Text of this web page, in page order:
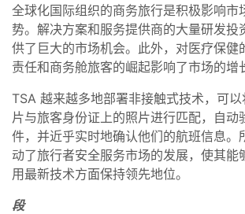
全球化国际组织的商务旅行是积极影响市
势。解决方案和服务提供商的大量研发投
供了巨大的市场机会。此外，对医疗保健
责任和商务舱旅客的崛起影响了市场的增
TSA 越来越多地部署非接触式技术，可
片与旅客身份证上的照片进行匹配，自动
件，并近乎实时地确认他们的航班信息。
动了旅行者安全服务市场的发展，使其能
用最新技术方面保持领先地位。
段